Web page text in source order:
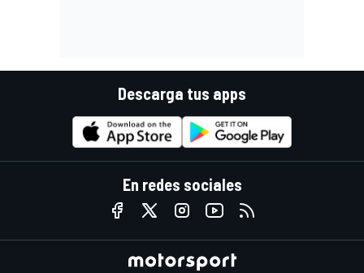
Descarga tus apps
En redes sociales